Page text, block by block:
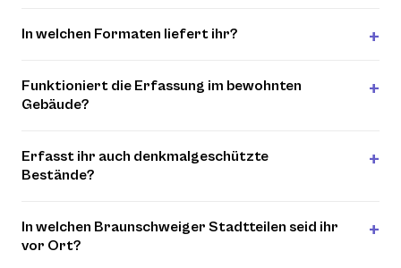
In welchen Formaten liefert ihr?
Funktioniert die Erfassung im bewohnten
Gebäude?
Erfasst ihr auch denkmalgeschützte
Bestände?
In welchen Braunschweiger Stadtteilen seid ihr
vor Ort?